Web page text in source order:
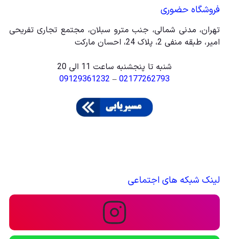
فروشگاه حضوری
تهران، مدنی شمالی، جنب مترو سبلان، مجتمع تجاری تفریحی
امیر، طبقه منفی 2، پلاک 24، احسان مارکت
شنبه تا پنجشنبه ساعت 11 الی 20
02177262793
–
09129361232
لینک شبکه های اجتماعی